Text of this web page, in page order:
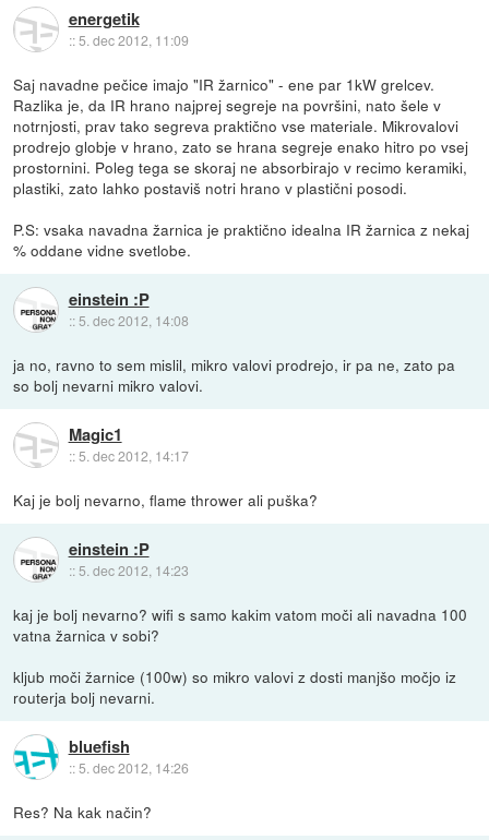
energetik
::5. dec 2012, 11:09
Saj navadne pečice imajo "IR žarnico" - ene par 1kW grelcev.
Razlika je, da IR hrano najprej segreje na površini, nato šele v
notrnjosti, prav tako segreva praktično vse materiale. Mikrovalovi
prodrejo globje v hrano, zato se hrana segreje enako hitro po vsej
prostornini. Poleg tega se skoraj ne absorbirajo v recimo keramiki,
plastiki, zato lahko postaviš notri hrano v plastični posodi.
P.S: vsaka navadna žarnica je praktično idealna IR žarnica z nekaj
% oddane vidne svetlobe.
einstein :P
:: 5. dec 2012, 14:08
ja no, ravno to sem mislil, mikro valovi prodrejo, ir pa ne, zato pa
so bolj nevarni mikro valovi.
Magic1
::5. dec 2012, 14:17
Kaj je bolj nevarno, flame thrower ali puška?
einstein :P
:: 5. dec 2012, 14:23
kaj je bolj nevarno? wifi s samo kakim vatom moči ali navadna 100
vatna žarnica v sobi?
kljub moči žarnice (100w) so mikro valovi z dosti manjšo močjo iz
routerja bolj nevarni.
bluefish
::5. dec 2012, 14:26
Res? Na kak način?